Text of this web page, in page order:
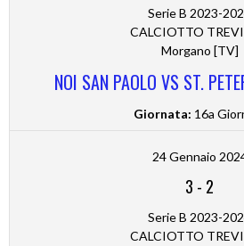
Serie B 2023-
CALCIOTTO
Morgano [TV]
NOI SAN PAOLO VS ST.
Giornata: 16a
24 Gennaio
3 - 2
Serie B 2023-
CALCIOTTO